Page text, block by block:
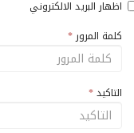
اظهار البريد الالكتروني
كلمة المرور *
التاكيد*